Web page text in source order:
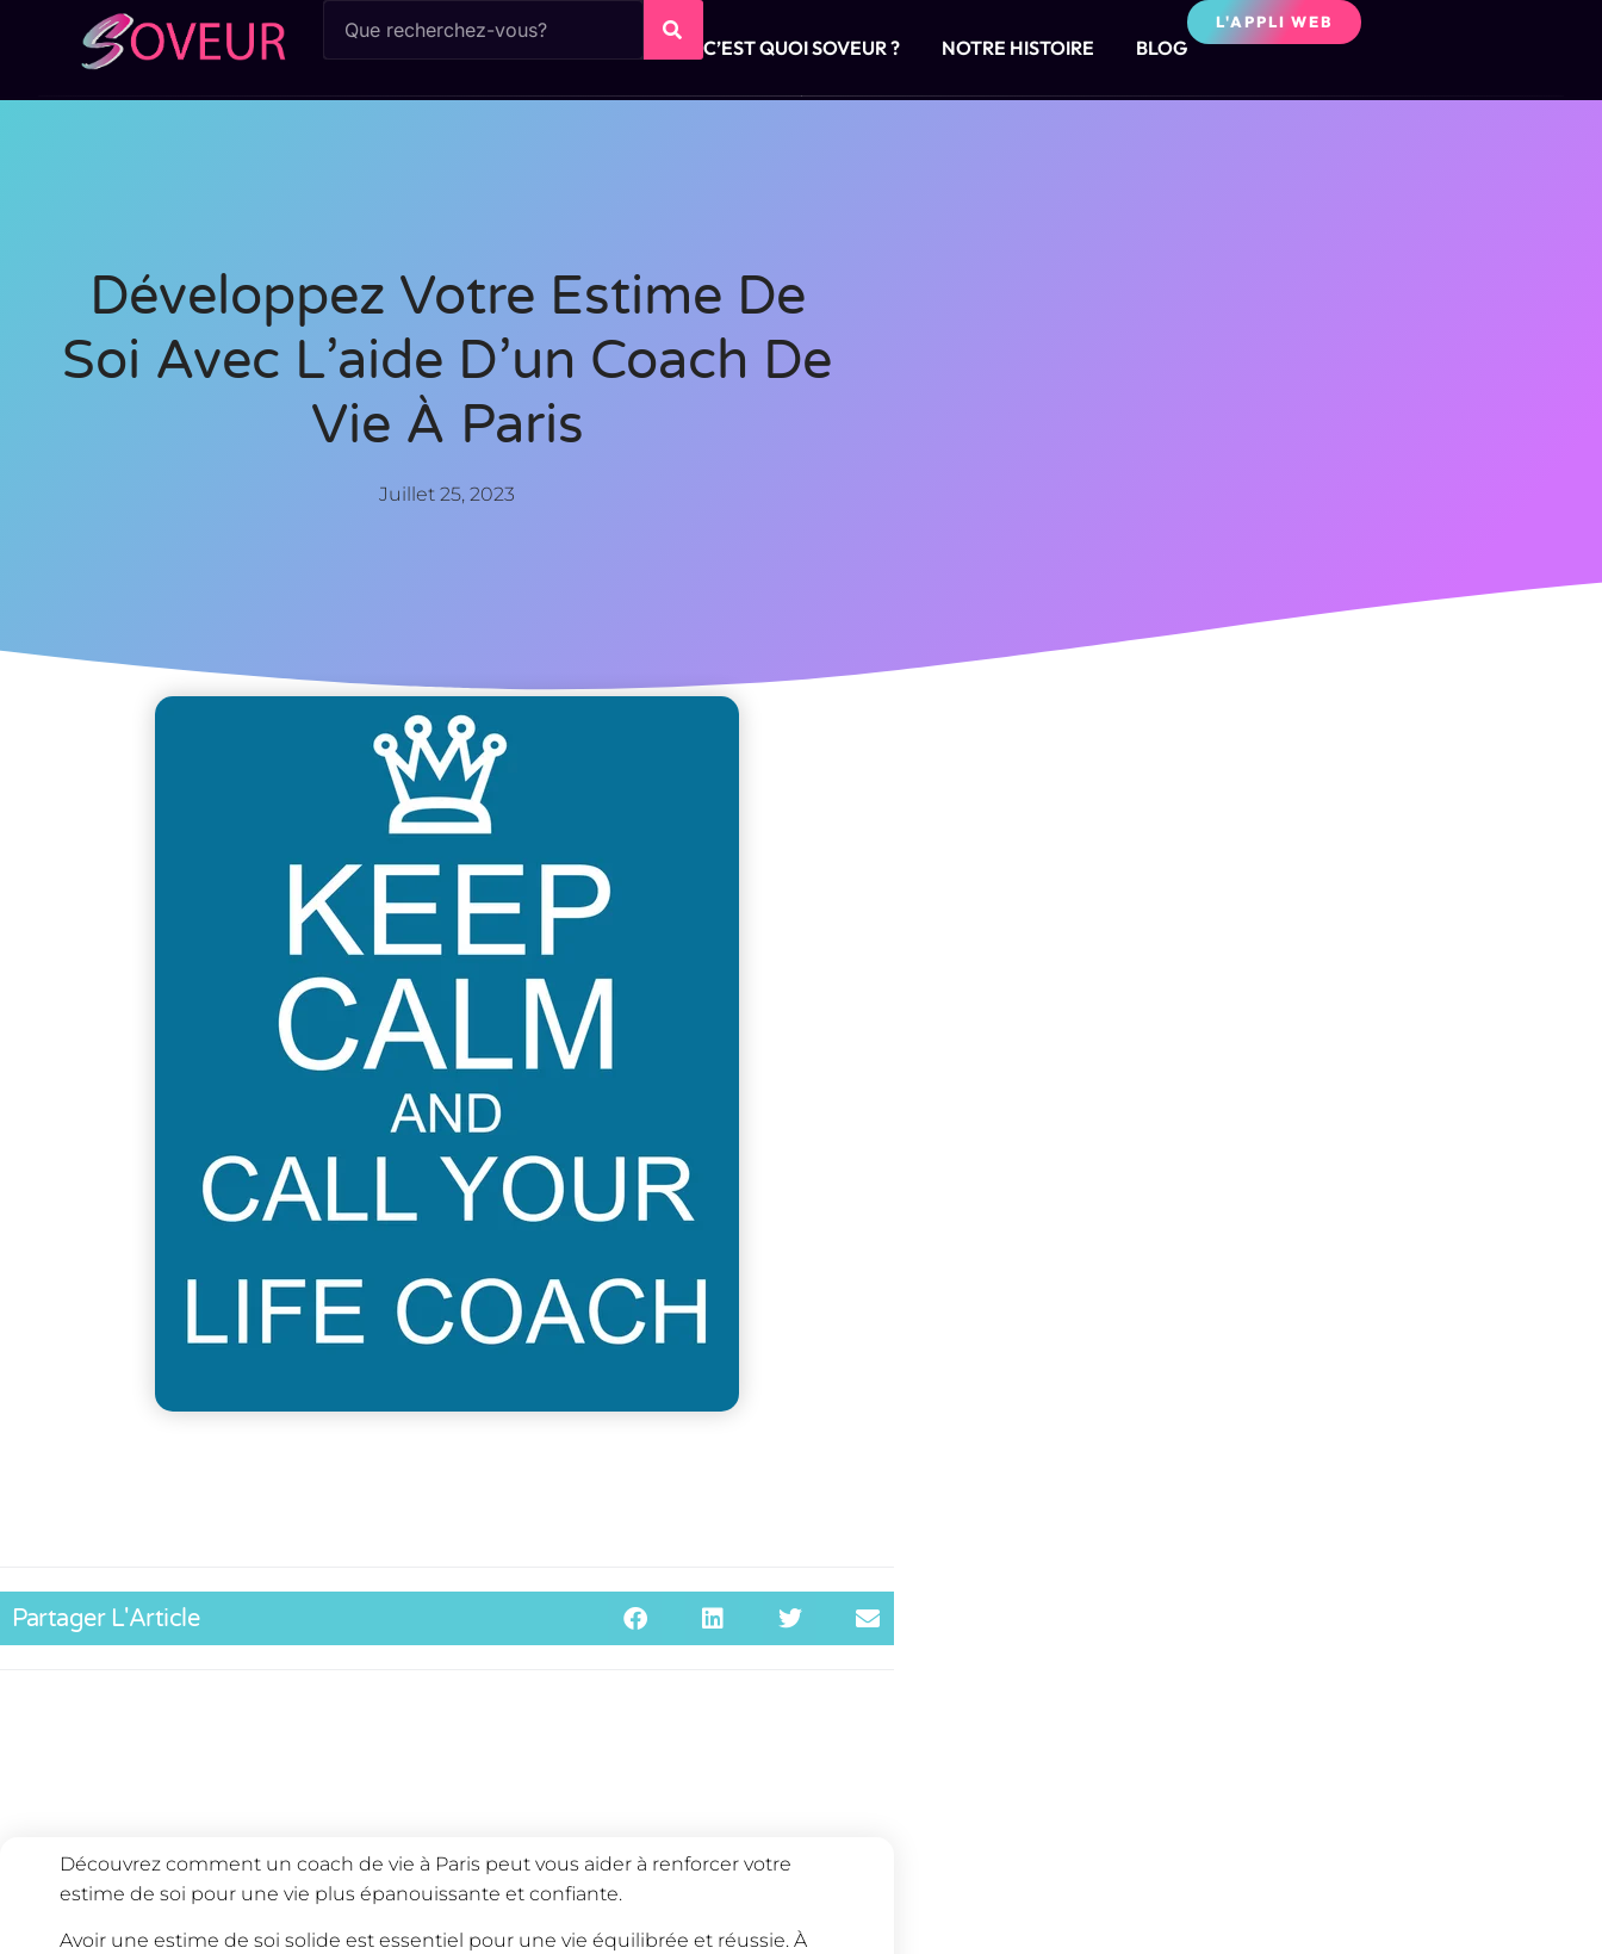
C’EST QUOI SOVEUR ? NOTRE HISTOIRE BLOG
L'APPLI WEB
Développez Votre Estime De
Soi Avec L’aide D’un Coach De
Vie À Paris
Juillet 25, 2023
Partager L'Article
Découvrez comment un coach de vie à Paris peut vous aider à renforcer votre
estime de soi pour une vie plus épanouissante et confiante.
Avoir une estime de soi solide est essentiel pour une vie équilibrée et réussie. À